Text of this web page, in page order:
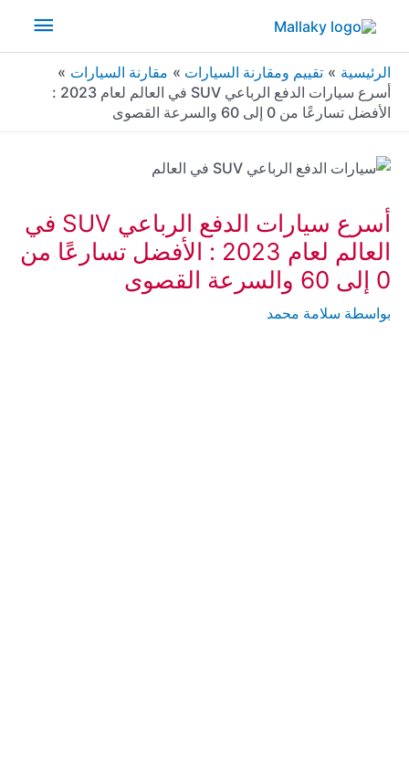
المحتوى
الرئيسية تقييم ومقارنة السيارات
مقارنة السيارات
أسرع سيارات الدفع الرباعي SUV في العالم لعام 2023 :
الأفضل تسارعًا من 0 إلى 60 والسرعة القصوى
أسرع سيارات الدفع الرباعي SUV في
العالم لعام 2023 : الأفضل تسارعًا من
0 إلى 60 والسرعة القصوى
بواسطة سلامة محمد